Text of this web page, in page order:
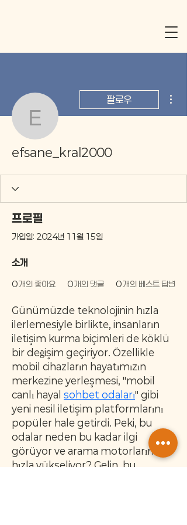
efsane_kral2000
팔로우
efsane_kral2000
프로필
가입일: 2024년 11월 15일
소개
0개의 좋아요 0개의 댓글 0개의 베스트 답변
Günümüzde teknolojinin hızla
ilerlemesiyle birlikte, insanların
iletişim kurma biçimleri de köklü
bir değişim geçiriyor. Özellikle
mobil cihazların hayatımızın
merkezine yerleşmesi, "mobil
canlı hayal sohbet odaları" gibi
yeni nesil iletişim platformlarını
popüler hale getirdi. Peki, bu
odalar neden bu kadar ilgi
görüyor ve arama motorlarında
hızla yükseliyor? Gelin, bu